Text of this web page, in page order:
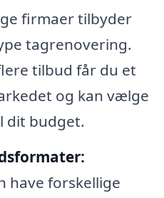
firmaer tilbyder
tagrenovering.
tilbud får du et
og kan vælge
dit budget.
have forskellige